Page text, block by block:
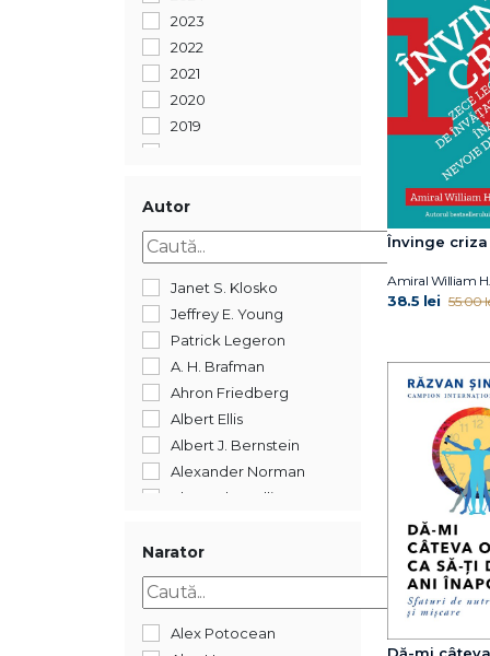
2023
2022
2021
2020
2019
2016
2015
2014
2013
2012
2011
2008
192
Autor
Janet S. Klosko
Jeffrey E. Young
Patrick Legeron
A. H. Brafman
Ahron Friedberg
Albert Ellis
Albert J. Bernstein
Alexander Norman
Alexandre Jollien
Alistair Cooper
Alyssa Blask Campbell
Amiral William H.
McRAVEN
Narator
Alex Potocean
Învinge criza
Amiral William
38.5 lei 55.00